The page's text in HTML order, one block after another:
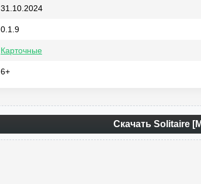
31.10.2024
0.1.9
Карточные
6+
Скачать Solitaire